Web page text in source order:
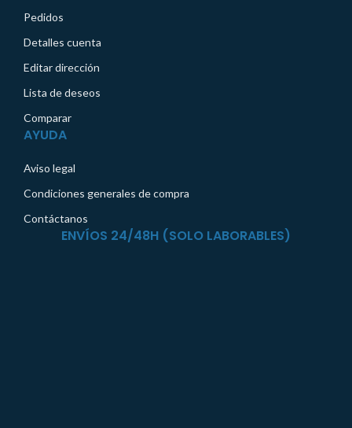
Pedidos
Detalles cuenta
Editar dirección
Lista de deseos
Comparar
AYUDA
Aviso legal
Condiciones generales de compra
Contáctanos
ENVÍOS 24/48H (SOLO LABORABLES)